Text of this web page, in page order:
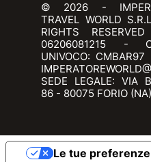
© 2026 -
TRAVEL WORLD
RIGHTS
06206081215 -
UNIVOCO:
SEDE LEGALE: VIA
86 - 80075 FORIO (NA)
Le tue